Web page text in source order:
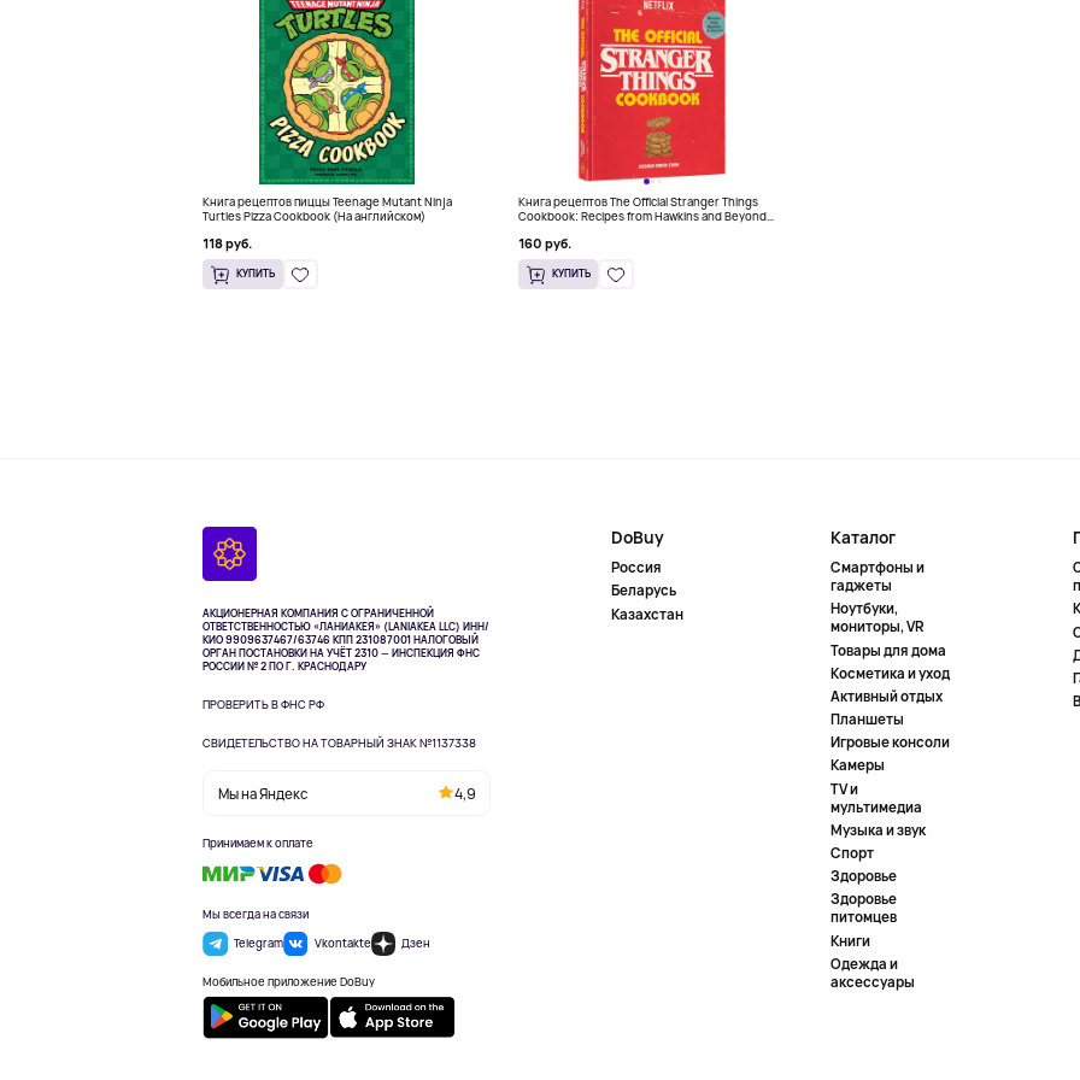
Книга рецептов пиццы Teenage Mutant Ninja
Turtles Pizza Cookbook (На английском)
118 руб.
КУПИТЬ
Книга рецептов The Official Stranger Things
Cookbook: Recipes from Hawkins and Beyond
160 руб.
КУПИТЬ
АКЦИОНЕРНАЯ КОМПАНИЯ С ОГРАНИЧЕННОЙ
ОТВЕТСТВЕННОСТЬЮ «ЛАНИАКЕЯ» (LANIAKEA LLC) ИНН/
КИО 9909637467/63746 КПП 231087001НАЛОГОВЫЙ
ОРГАН ПОСТАНОВКИ НА УЧЁТ 2310 — ИНСПЕКЦИЯ ФНС
РОССИИ № 2 ПО Г. КРАСНОДАРУ
ПРОВЕРИТЬ В ФНС РФ
СВИДЕТЕЛЬСТВО НА ТОВАРНЫЙ ЗНАК №1137338
Мы на Яндекс 4,9
Принимаем к оплате
Мы всегда на связи
Telegram
Vkontakte Дзен
Мобильное приложение DoBuy
DoBuy
Россия
Беларусь
Казахстан
Каталог
Смартфоны и
гаджеты
Ноутбуки,
мониторы, VR
Товары для дома
Косметика и уход
Активный отдых
Планшеты
Игровые консоли
Камеры
TV и
мультимедиа
Музыка и звук
Спорт
Здоровье
Здоровье
питомцев
Книги
Одежда и
аксессуары